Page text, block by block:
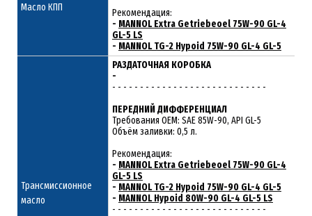
Масло КПП
Рекомендация:
- MANNOL Extra Getriebeoel 75W-90 GL-4
GL-5 LS
- MANNOL TG-2 Hypoid 75W-90 GL-4 GL-5
Трансмиссионное
масло
РАЗДАТОЧНАЯ КОРОБКА
-
- - - - - - - - - - - - - - - - - - - - - - - - - - - -
ПЕРЕДНИЙ ДИФФЕРЕНЦИАЛ
Требования ОЕМ: SAE 85W-90, API GL-5
Объём заливки: 0,5 л.
Рекомендация:
- MANNOL Extra Getriebeoel 75W-90 GL-4
GL-5 LS
- MANNOL TG-2 Hypoid 75W-90 GL-4 GL-5
- MANNOL Hypoid 80W-90 GL-4 GL-5 LS
- - - - - - - - - - - - - - - - - - - - - - - - - - - -